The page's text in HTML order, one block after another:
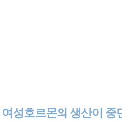
성호르몬의 생산이 중